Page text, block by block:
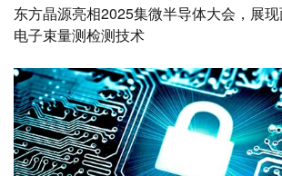
东方晶源亮相2025集微半导体大会，展
电子束量测检测技术